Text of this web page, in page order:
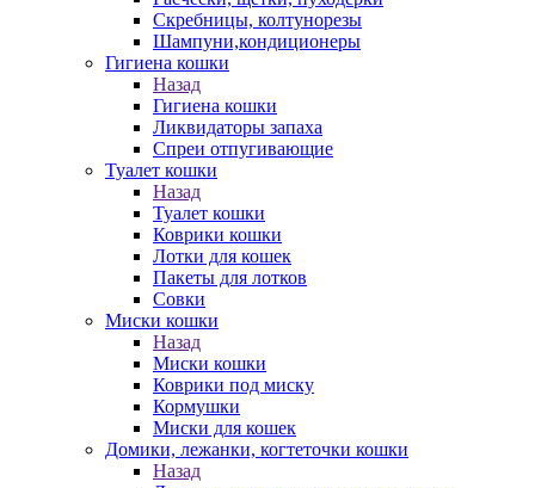
Скребницы, колтунорезы
Шампуни,кондиционеры
Гигиена кошки
Назад
Гигиена кошки
Ликвидаторы запаха
Спреи отпугивающие
Туалет кошки
Назад
Туалет кошки
Коврики кошки
Лотки для кошек
Пакеты для лотков
Совки
Миски кошки
Назад
Миски кошки
Коврики под миску
Кормушки
Миски для кошек
Домики, лежанки, когтеточки кошки
Назад